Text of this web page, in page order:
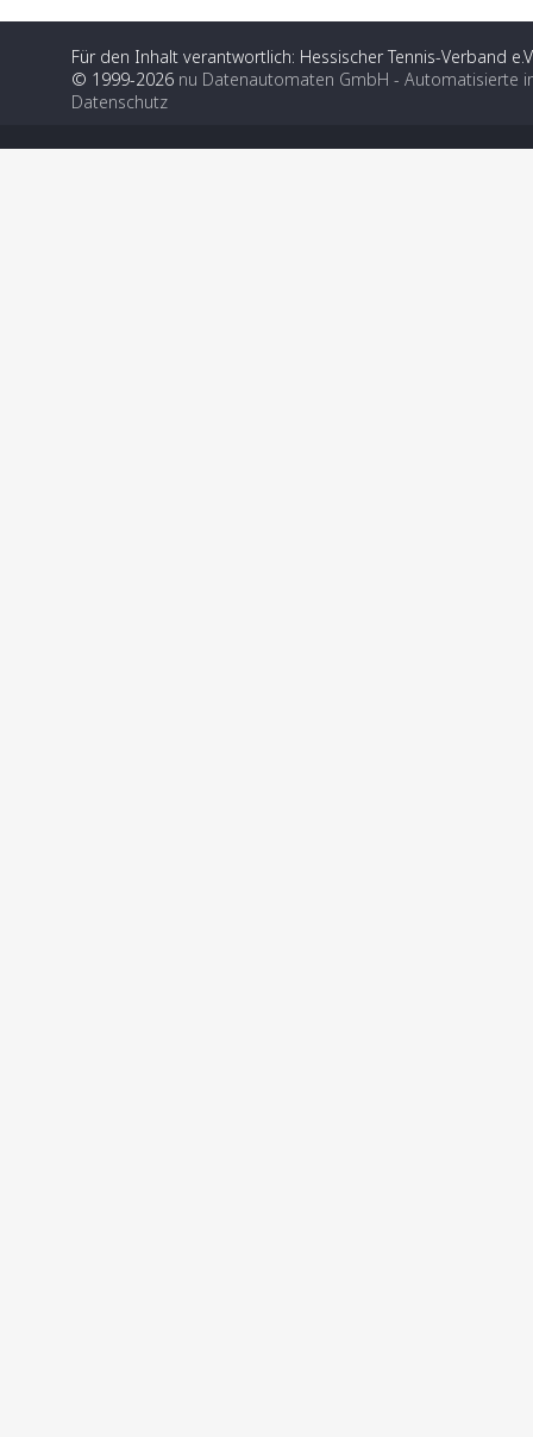
Für den Inhalt verantwortlich: Hessischer Tennis-Verband
© 1999-2026 nu Datenautomaten GmbH - Automatisierte
Datenschutz